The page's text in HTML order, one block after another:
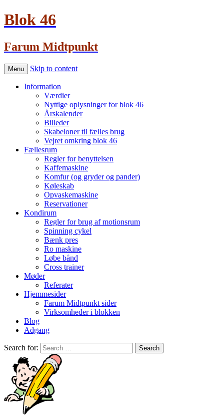
Blok 46
Farum Midtpunkt
Menu Skip to content
Information
Værdier
Nyttige oplysninger for blok 46
Årskalender
Billeder
Skabeloner til fælles brug
Vejret omkring blok 46
Fællesrum
Regler for benyttelsen
Kaffemaskine
Komfur (og gryder og pander)
Køleskab
Opvaskemaskine
Reservationer
Kondirum
Regler for brug af motionsrum
Spinning cykel
Bænk pres
Ro maskine
Løbe bånd
Cross trainer
Møder
Referater
Hjemmesider
Farum Midtpunkt sider
Virksomheder i blokken
Blog
Adgang
Search for: